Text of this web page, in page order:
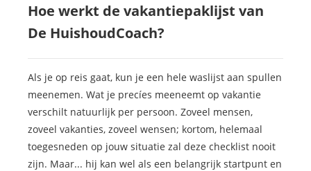
Hoe werkt de vakantiepaklijst van
De HuishoudCoach?
Als je op reis gaat, kun je een hele waslijst aan spullen
meenemen. Wat je precíes meeneemt op vakantie
verschilt natuurlijk per persoon. Zoveel mensen,
zoveel vakanties, zoveel wensen; kortom, helemaal
toegesneden op jouw situatie zal deze checklist nooit
zijn. Maar... hij kan wel als een belangrijk startpunt en